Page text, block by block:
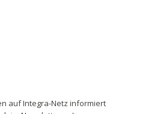
auf Integra-Netz informiert